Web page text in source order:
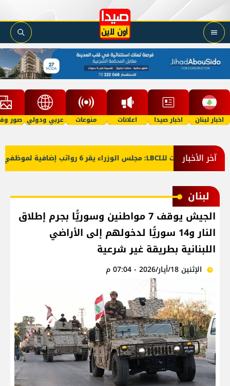
اخبار لبنان اخبار صيدا اعلانات منوعات عربي ودولي صور
آخر الأخبار
معلومات للـLBCI: مجلس الوزراء يقر 6 رواتب إضافية لموظفي القطاع العام وصرف الفروقات بأثر رجعي منذ آذار
لبنان
الجيش يوقف 7 مواطنين وسوريًّا بجرم إطلاق
النار و14 سوريًّا لدخولهم إلى الأراضي
اللبنانية بطريقة غير شرعية
الإثنين 18/أيار/2026 - 07:04 م